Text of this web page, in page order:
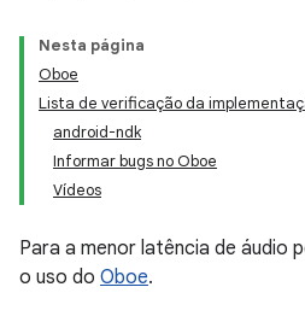
Nesta página
Oboe
Lista de verificação da
android-ndk
Informar bugs no Oboe
Vídeos
Para a menor latência de áudio
o uso do Oboe.